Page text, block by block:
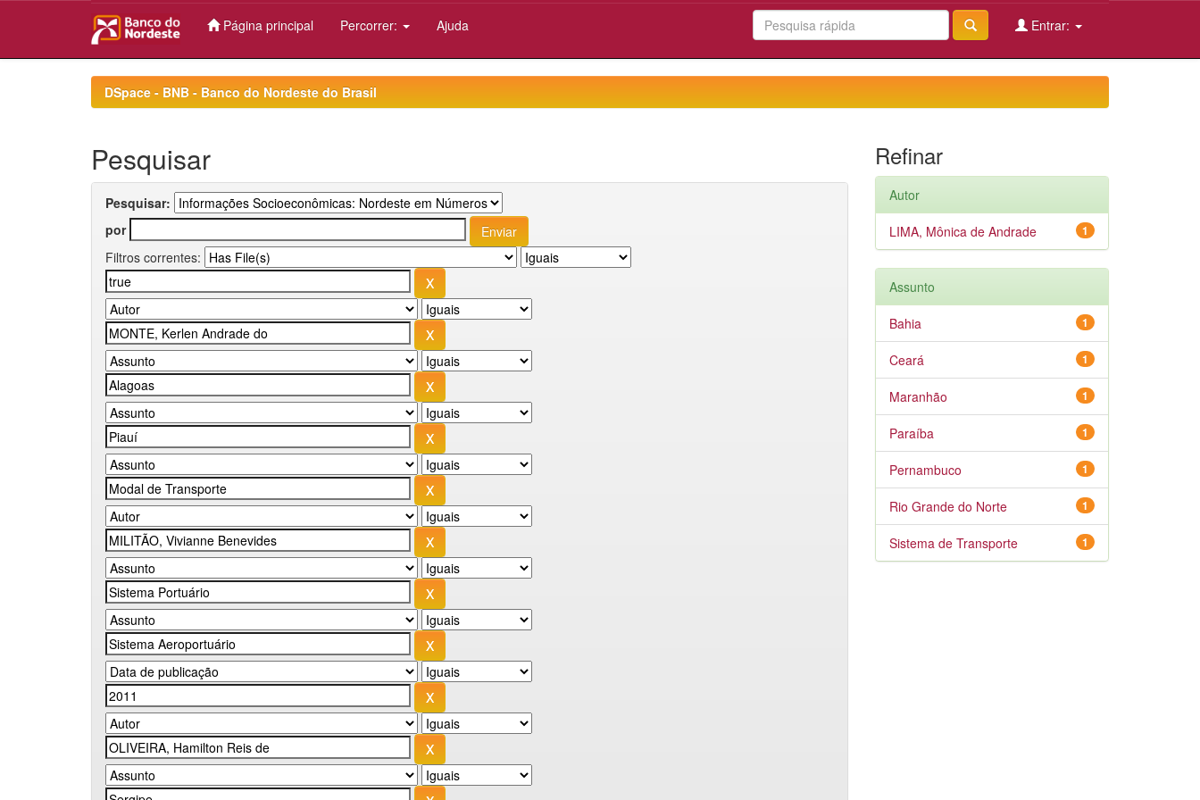
Página principal Percorrer: Ajuda Entrar:
DSpace - BNB - Banco do Nordeste do Brasil
Pesquisar
Pesquisar:
por
Filtros correntes:
Refinar
Autor
1
LIMA, Mônica de Andrade
Assunto
1
Bahia
1
Ceará
1
Maranhão
1
Paraíba
1
Pernambuco
1
Rio Grande do Norte
1
Sistema de Transporte